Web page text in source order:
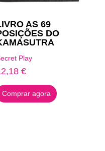
AS 69
DO
Play
€
Comprar agora